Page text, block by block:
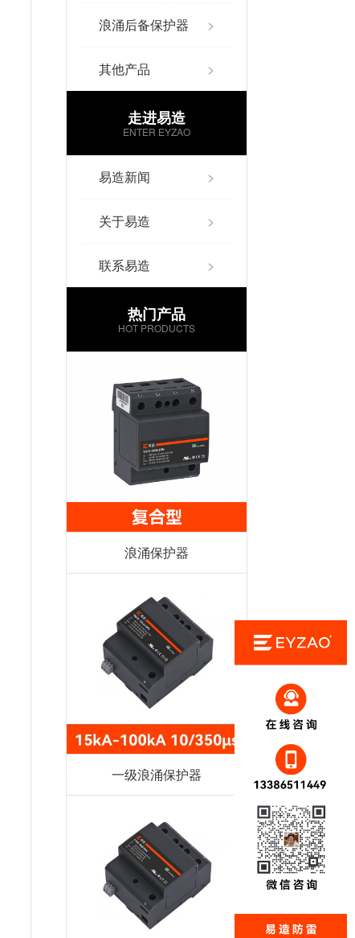
浪涌后备保护器 >
其他产品 >
走进易造
ENTER EYZAO
易造新闻 >
关于易造 >
联系易造 >
热门产品
HOT PRODUCTS
浪涌保护器
一级浪涌保护器